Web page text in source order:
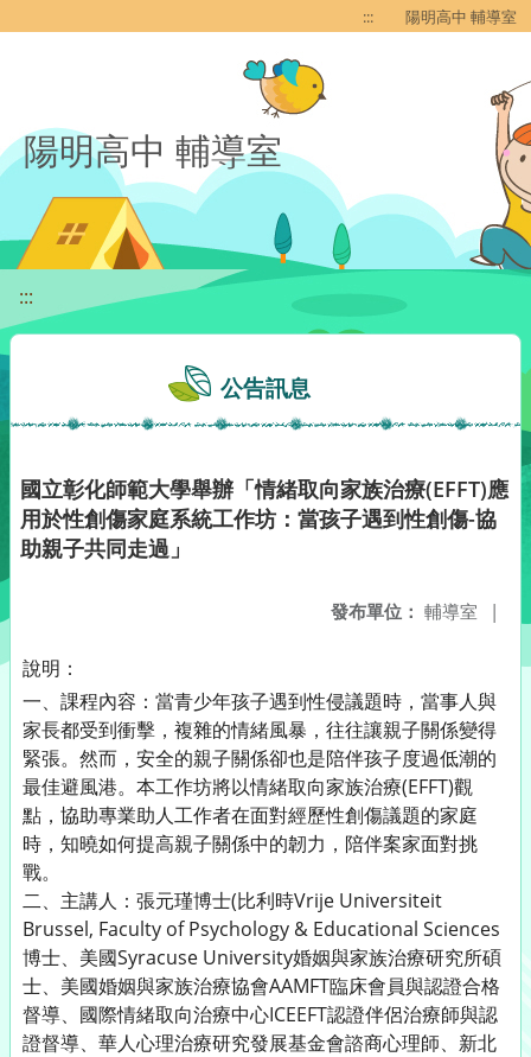
::: 陽明高中 輔導室
陽明高中 輔導室
:::
公告訊息
國立彰化師範大學舉辦「情緒取向家族治療(EFFT)應
用於性創傷家庭系統工作坊：當孩子遇到性創傷-協
助親子共同走過」
發布單位： 輔導室 |
說明：
一、課程內容：當青少年孩子遇到性侵議題時，當事人與
家長都受到衝擊，複雜的情緒風暴，往往讓親子關係變得
緊張。然而，安全的親子關係卻也是陪伴孩子度過低潮的
最佳避風港。本工作坊將以情緒取向家族治療(EFFT)觀
點，協助專業助人工作者在面對經歷性創傷議題的家庭
時，知曉如何提高親子關係中的韌力，陪伴案家面對挑
戰。
二、主講人：張元瑾博士(比利時Vrije Universiteit
Brussel, Faculty of Psychology & Educational Sciences
博士、美國Syracuse University婚姻與家族治療研究所碩
士、美國婚姻與家族治療協會AAMFT臨床會員與認證合格
督導、國際情緒取向治療中心ICEEFT認證伴侶治療師與認
證督導、華人心理治療研究發展基金會諮商心理師、新北